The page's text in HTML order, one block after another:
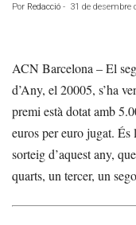
Por Redacció - 31 de desembre
ACN Barcelona – El
d’Any, el 20005, s’ha
premi està dotat amb
euros per euro jugat. És
sorteig d’aquest any,
quarts, un tercer, un